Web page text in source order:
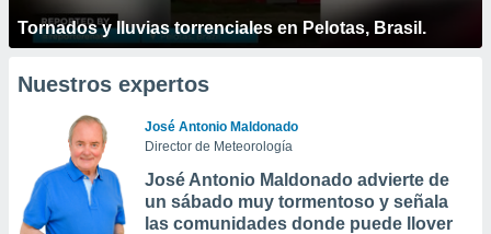
Tornados y lluvias torrenciales en Pelotas, Brasil.
Nuestros expertos
José Antonio Maldonado
Director de Meteorología
José Antonio Maldonado advierte de
un sábado muy tormentoso y señala
las comunidades donde puede llover